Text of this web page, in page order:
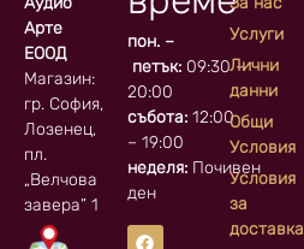
Арте
ЕООД
Магазин:
гр. София, кв.
Лозенец,
пл.
„Велчова
завера” 1
пон. –
петък:09:30 –
20:00
събота:12:00
– 19:00
неделя:Почивен
ден
Услуги
Лични
данни
Общи
Условия
Условия
за
доставка